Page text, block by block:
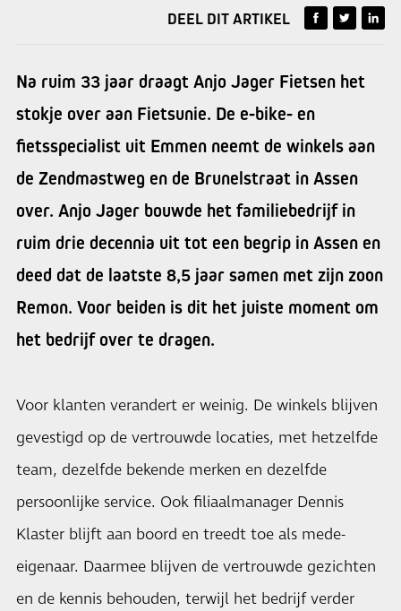
DEEL DIT ARTIKEL
Na ruim 33 jaar draagt Anjo Jager Fietsen het
stokje over aan Fietsunie. De e-bike- en
fietsspecialist uit Emmen neemt de winkels aan
de Zendmastweg en de Brunelstraat in Assen
over. Anjo Jager bouwde het familiebedrijf in
ruim drie decennia uit tot een begrip in Assen en
deed dat de laatste 8,5 jaar samen met zijn zoon
Remon. Voor beiden is dit het juiste moment om
het bedrijf over te dragen.
Voor klanten verandert er weinig. De winkels blijven
gevestigd op de vertrouwde locaties, met hetzelfde
team, dezelfde bekende merken en dezelfde
persoonlijke service. Ook filiaalmanager Dennis
Klaster blijft aan boord en treedt toe als mede-
eigenaar. Daarmee blijven de vertrouwde gezichten
en de kennis behouden, terwijl het bedrijf verder